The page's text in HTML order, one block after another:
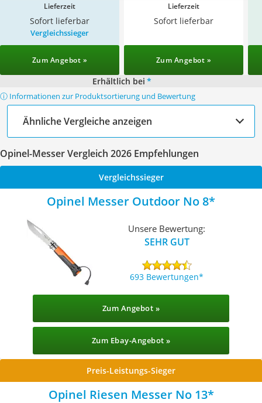
Lieferzeit
Sofort lieferbar
Lieferzeit
Sofort lieferbar
Vergleichssieger
Zum Angebot » Zum Angebot »
Erhältlich bei *
ⓘ Informationen zur Produktsortierung und Bewertung
Ähnliche Vergleiche anzeigen
Opinel-Messer Vergleich 2026 Empfehlungen
Vergleichssieger
Opinel Messer Outdoor No 8
Unsere Bewertung:
SEHR GUT
693 Bewertungen
Zum Angebot »
Zum Ebay-Angebot »
Preis-Leistungs-Sieger
Opinel Riesen Messer No 13